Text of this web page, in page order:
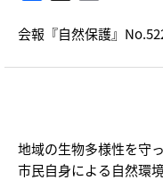
会報『自然保護』
地域の生物多様性を守
市民自身による自然環